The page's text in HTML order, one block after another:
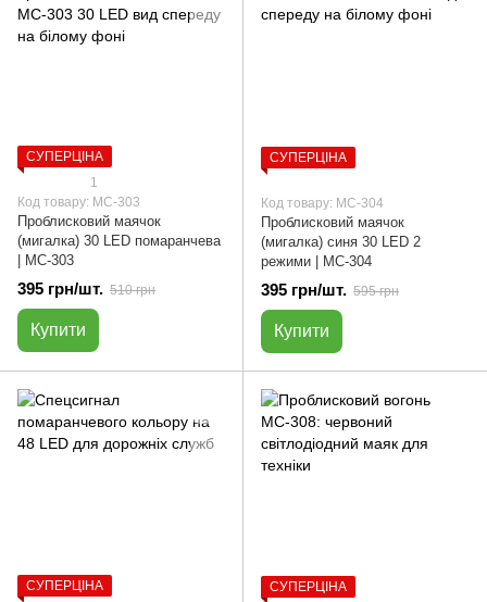
СУПЕРЦІНА
1
Код товару: МС-303
Проблисковий маячок
(мигалка) 30 LED помаранчева
| МС-303
395 грн/шт. 510 грн
Купити
СУПЕРЦІНА
Код товару: МС-304
Проблисковий маячок
(мигалка) синя 30 LED 2
режими | МС-304
395 грн/шт. 595 грн
Купити
СУПЕРЦІНА
СУПЕРЦІНА